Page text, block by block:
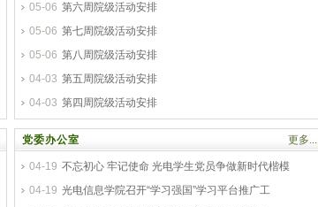
05-06 第六周院级活动安排
05-06 第七周院级活动安排
05-06 第八周院级活动安排
04-03 第五周院级活动安排
04-03 第四周院级活动安排
党委办公室 更多...
04-19 不忘初心 牢记使命 光电学生党员争做新时代楷模
04-19 光电信息学院召开“学习强国”学习平台推广工